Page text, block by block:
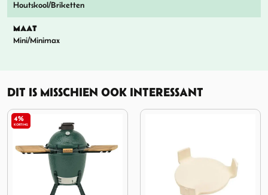
Houtskool/Briketten
MAAT
Mini/Minimax
DIT IS MISSCHIEN OOK INTERESSANT
4%
KORTING